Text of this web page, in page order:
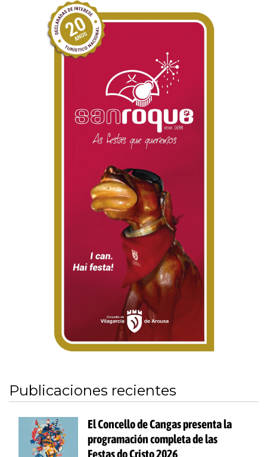
Publicaciones recientes
El Concello de Cangas presenta la
programación completa de las
Festas do Cristo 2026